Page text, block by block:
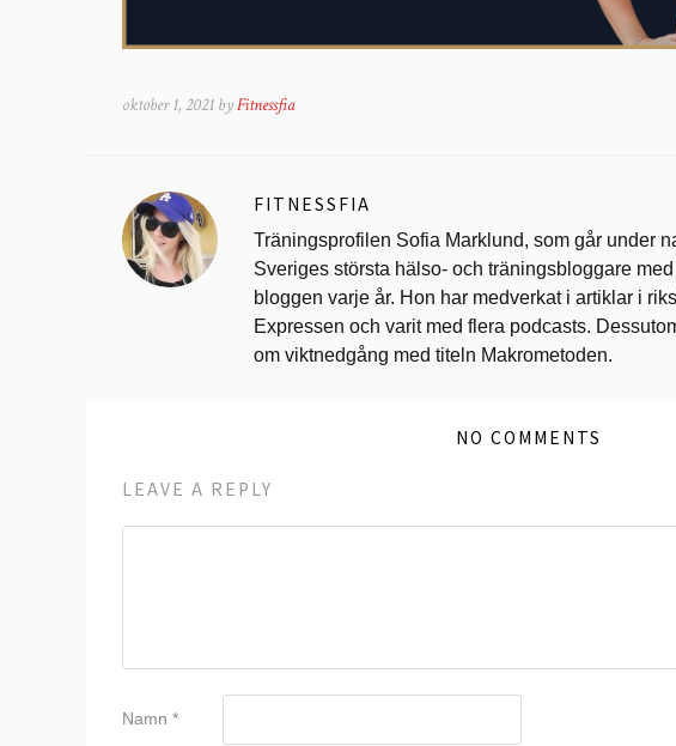
oktober 1, 2021 byFitnessfia
FITNESSFIA
Träningsprofilen Sofia Marklund, som går under
Sveriges största hälso- och träningsbloggare
bloggen varje år. Hon har medverkat i artiklar i
Expressen och varit med flera podcasts.
om viktnedgång med titeln Makrometoden.
NO COMMENTS
LEAVE A REPLY
Namn *